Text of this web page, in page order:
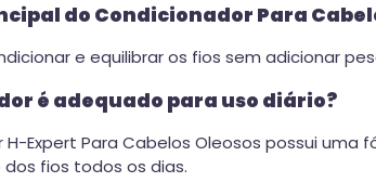
do Condicionador Para
e equilibrar os fios sem adicionar
é adequado para uso diário?
H-Expert Para Cabelos Oleosos possui
fios todos os dias.